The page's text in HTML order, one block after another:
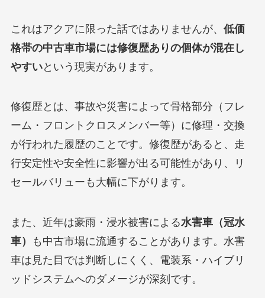
これはアクアに限った話ではありませんが、 低価
格帯の中古車市場には修復歴ありの個体が混在し
やすいという現実があります。
修復歴とは、事故や災害によって骨格部分（フレ
ーム・フロントクロスメンバー等）に修理・交換
が行われた履歴のことです。修復歴があると、走
行安定性や安全性に影響が出る可能性があり、リ
セールバリューも大幅に下がります。
また、近年は豪雨・浸水被害による水害車（冠水
車）
も中古市場に流通することがあります。水害
車は見た目では判断しにくく、電装系・ハイブリ
ッドシステムへのダメージが深刻です。